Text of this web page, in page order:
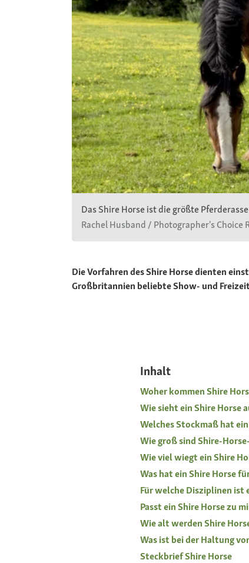
Das Shire Horse ist die größte
Rachel Husband / Photographer's Choice
Die Vorfahren des Shire Horse dienten
Großbritannien beliebte Show- und
Inhalt
Woher kommen Shire
Wie sieht ein Shire Horse
Welches Stockmaß hat
Wie groß sind Shire-
Wie viel wiegt ein Shire
Was hat ein Shire Horse
Für welche Disziplinen ist
Passt ein Shire Horse zu
Wie alt werden Shire
Was ist bei der Haltung
Steckbrief Shire Horse